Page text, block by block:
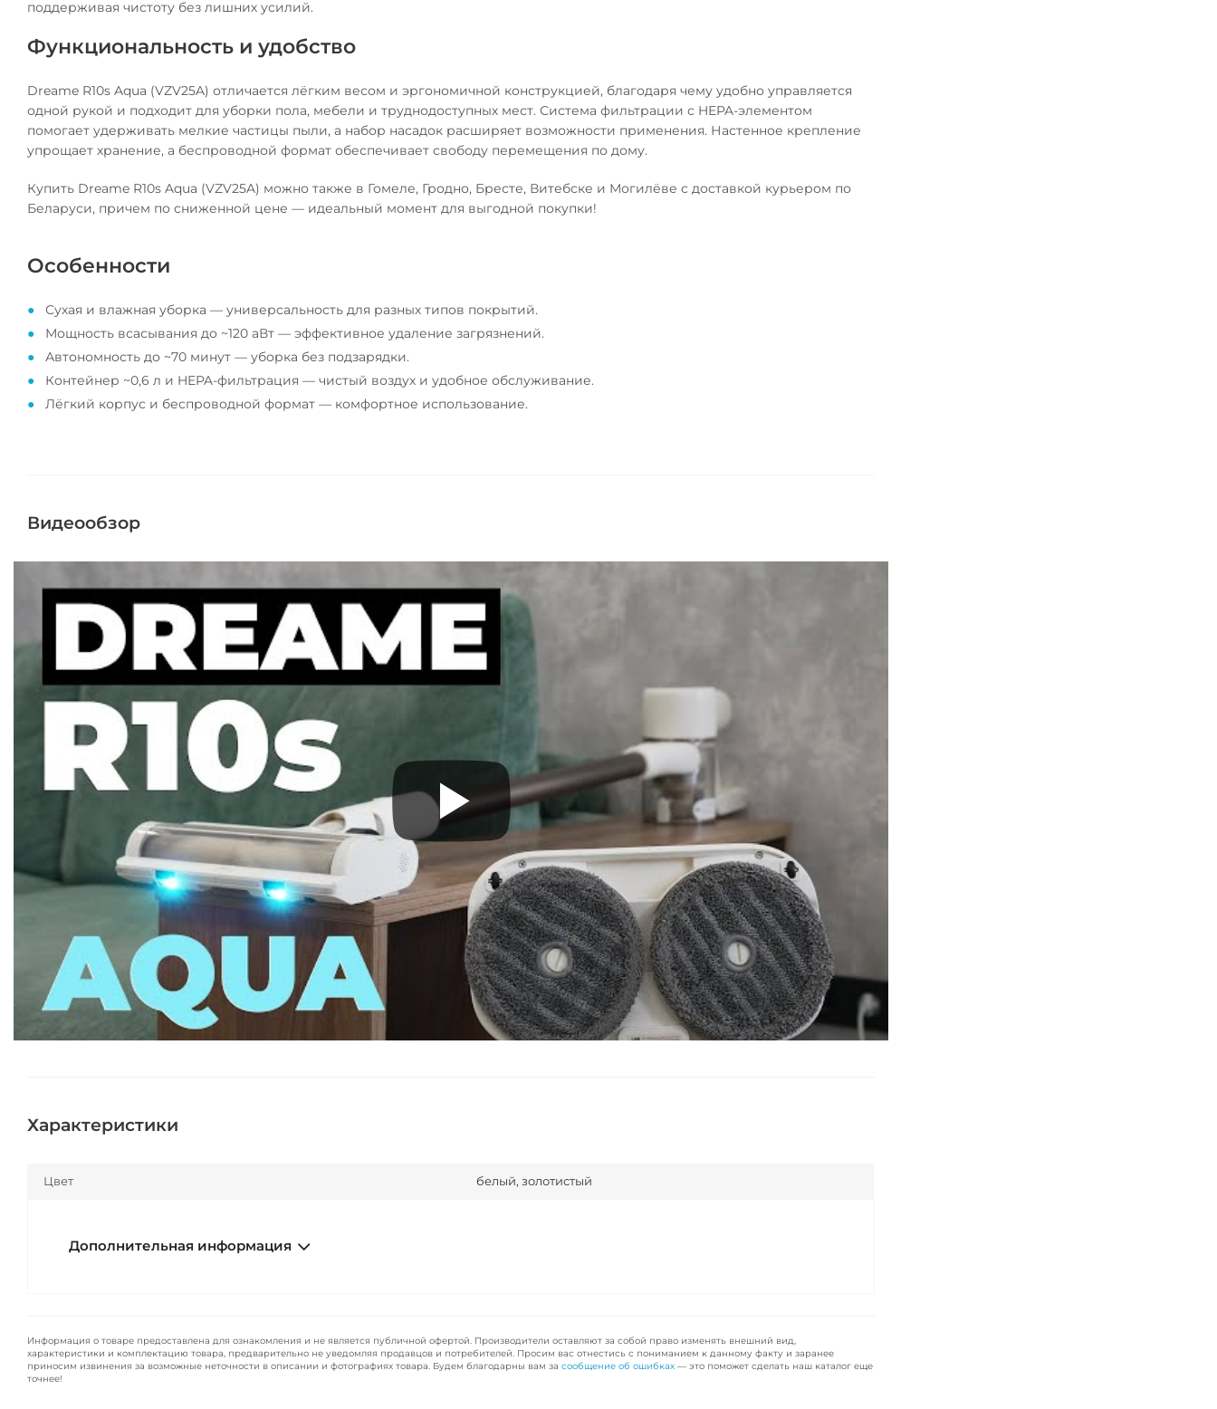
поддерживая чистоту без лишних усилий.
Функциональность и удобство
Dreame R10s Aqua (VZV25A) отличается лёгким весом и эргономичной конструкцией, благодаря чему удобно управляется
одной рукой и подходит для уборки пола, мебели и труднодоступных мест. Система фильтрации с HEPA-элементом
помогает удерживать мелкие частицы пыли, а набор насадок расширяет возможности применения. Настенное крепление
упрощает хранение, а беспроводной формат обеспечивает свободу перемещения по дому.
Купить Dreame R10s Aqua (VZV25A) можно также в Гомеле, Гродно, Бресте, Витебске и Могилёве с доставкой курьером по
Беларуси, причем по сниженной цене — идеальный момент для выгодной покупки!
Особенности
Сухая и влажная уборка — универсальность для разных типов покрытий.
Мощность всасывания до ~120 аВт — эффективное удаление загрязнений.
Автономность до ~70 минут — уборка без подзарядки.
Контейнер ~0,6 л и HEPA-фильтрация — чистый воздух и удобное обслуживание.
Лёгкий корпус и беспроводной формат — комфортное использование.
Видеообзор
Характеристики
Цвет белый, золотистый
Дополнительная информация
Информация о товаре предоставлена для ознакомления и не является публичной офертой. Производители оставляют за собой право изменять внешний вид,
характеристики и комплектацию товара, предварительно не уведомляя продавцов и потребителей. Просим вас отнестись с пониманием к данному факту и заранее
приносим извинения за возможные неточности в описании и фотографиях товара. Будем благодарны вам за сообщение об ошибках — это поможет сделать наш каталог еще
точнее!